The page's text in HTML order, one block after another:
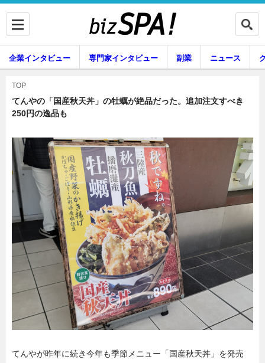
企業インタビュー 専門家インタビュー
副業
グルメ スキル
暮らし エンタメ
企業インタビュー 専門家インタビュー 副業 ニュース
暮らし
TOP
てんやの「国産秋天丼」の牡蠣が絶品だった。追加注文すべき
250円の逸品も
てんやが昨年に続き今年も季節メニュー「国産秋天丼」を発売